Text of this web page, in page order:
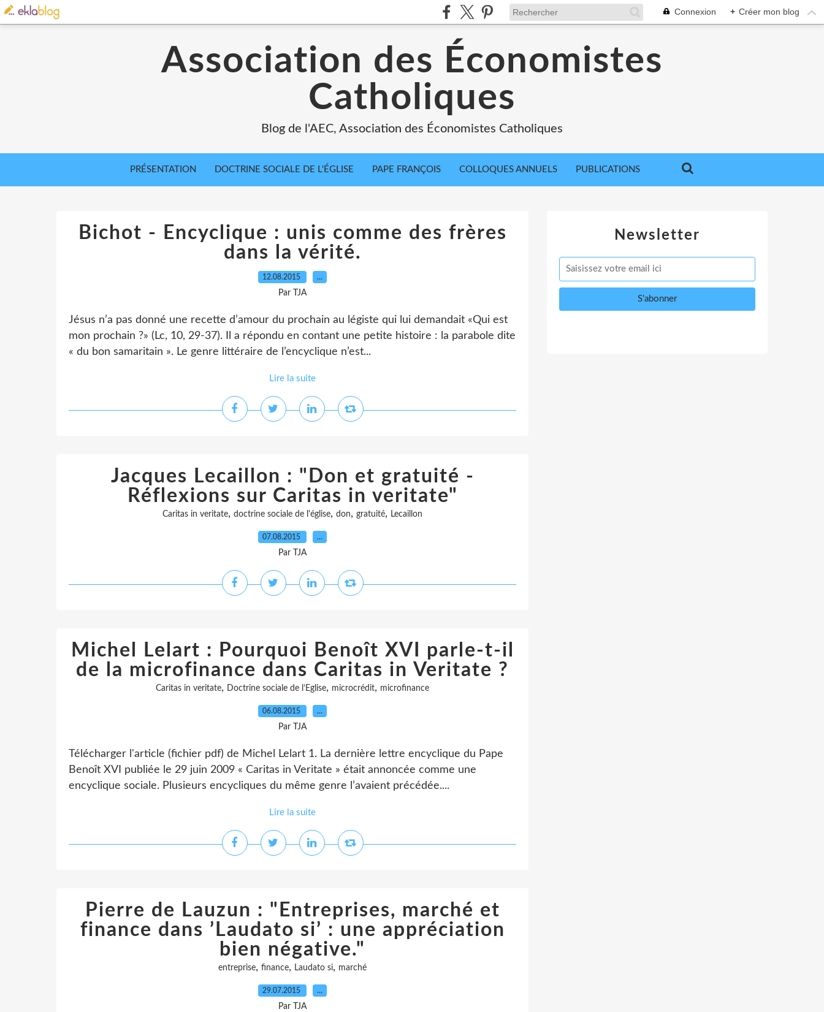
Connexion + Créer mon blog
Association des Économistes
Catholiques
Blog de l'AEC, Association des Économistes Catholiques
PRÉSENTATION DOCTRINE SOCIALE DE L'ÉGLISE PAPE FRANÇOIS COLLOQUES ANNUELS PUBLICATIONS
Bichot - Encyclique : unis comme des frères
dans la vérité.
12.08.2015 …
Par TJA
Jésus n’a pas donné une recette d’amour du prochain au légiste qui lui demandait «Qui est
mon prochain ?» (Lc, 10, 29-37). Il a répondu en contant une petite histoire : la parabole dite
« du bon samaritain ». Le genre littéraire de l’encyclique n’est...
Lire la suite
Jacques Lecaillon : "Don et gratuité -
Réflexions sur Caritas in veritate"
Caritas in veritate, doctrine sociale de l'église, don, gratuité, Lecaillon
07.08.2015 …
Par TJA
Michel Lelart : Pourquoi Benoît XVI parle-t-il
de la microfinance dans Caritas in Veritate ?
Caritas in veritate, Doctrine sociale de l’Eglise, microcrédit, microfinance
06.08.2015 …
Par TJA
Télécharger l'article (fichier pdf) de Michel Lelart 1. La dernière lettre encyclique du Pape
Benoît XVI publiée le 29 juin 2009 « Caritas in Veritate » était annoncée comme une
encyclique sociale. Plusieurs encycliques du même genre l’avaient précédée....
Lire la suite
Pierre de Lauzun : "Entreprises, marché et
finance dans ’Laudato si’ : une appréciation
bien négative."
entreprise, finance, Laudato si, marché
29.07.2015 …
Par TJA
Newsletter